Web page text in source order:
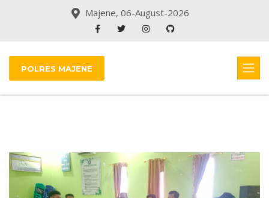
Majene, 06-August-2026
POLRES MAJENE